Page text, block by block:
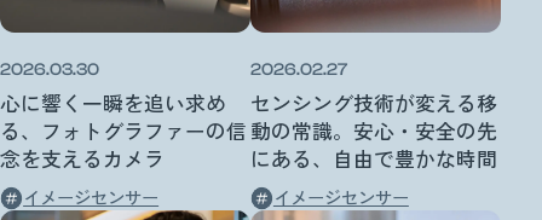
2026.03.30
心に響く一瞬を追い求め
る、フォトグラファーの信
念を支えるカメラ
イメージセンサー
2026.02.27
センシング技術が変える移
動の常識。安心・安全の先
にある、自由で豊かな時間
イメージセンサー